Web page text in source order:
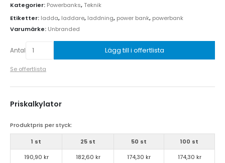
Kategorier: Powerbanks,Teknik
Etiketter: ladda, laddare, laddning, power bank, powerbank
Varumärke: Unbranded
Antal Lägg till i offertlista
Se offertlista
Priskalkylator
Produktpris per styck:
1 st 25 st 50 st
100 st
190,90 kr
182,60 kr 174,30 kr 174,30 kr